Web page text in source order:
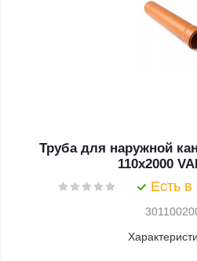
Труба для наружной
110x2000
Есть в